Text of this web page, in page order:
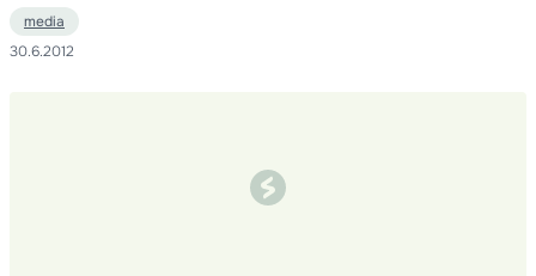
media
30.6.2012